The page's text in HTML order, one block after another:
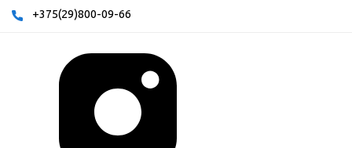
+375(29)800-09-66